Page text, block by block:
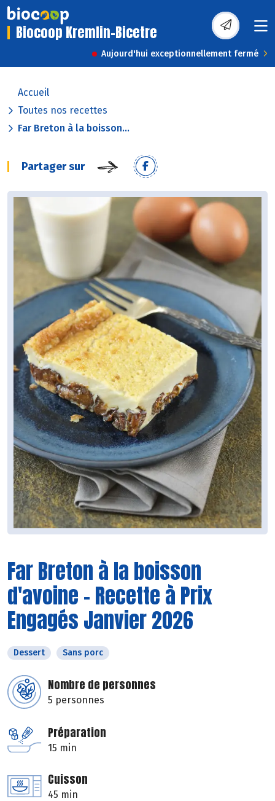
Biocoop Kremlin-Bicetre
Aujourd'hui exceptionnellement fermé
Accueil
Toutes nos recettes
Far Breton à la boisson...
Partager sur
Far Breton à la boisson
d'avoine - Recette à Prix
Engagés Janvier 2026
Dessert Sans porc
Nombre de personnes
5 personnes
Préparation
15 min
Cuisson
45 min